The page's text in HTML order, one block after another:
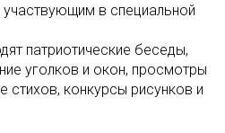
в специальной
патриотические беседы,
уголков и окон, просмотры
стихов, конкурсы рисунков и